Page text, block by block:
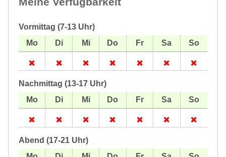
Vormittag (7-13 Uhr)
Nachmittag (13-17 Uhr)
Abend (17-21 Uhr)